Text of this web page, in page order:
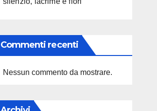
Commenti recenti
Nessun commento da mostrare.